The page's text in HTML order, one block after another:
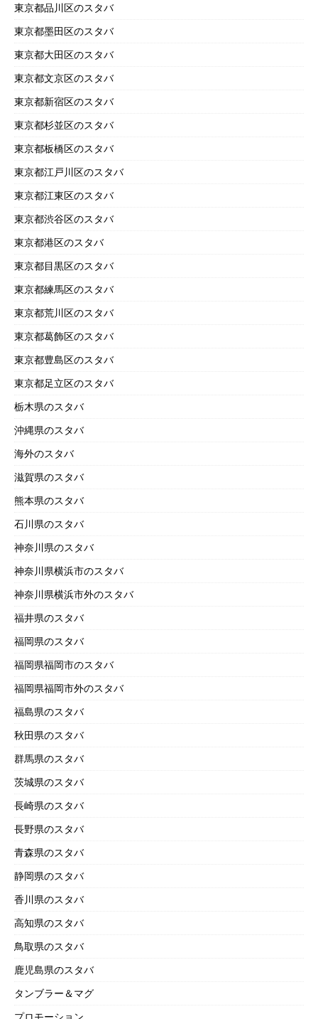
東京都品川区のスタバ
東京都墨田区のスタバ
東京都大田区のスタバ
東京都文京区のスタバ
東京都新宿区のスタバ
東京都杉並区のスタバ
東京都板橋区のスタバ
東京都江戸川区のスタバ
東京都江東区のスタバ
東京都渋谷区のスタバ
東京都港区のスタバ
東京都目黒区のスタバ
東京都練馬区のスタバ
東京都荒川区のスタバ
東京都葛飾区のスタバ
東京都豊島区のスタバ
東京都足立区のスタバ
栃木県のスタバ
沖縄県のスタバ
海外のスタバ
滋賀県のスタバ
熊本県のスタバ
石川県のスタバ
神奈川県のスタバ
神奈川県横浜市のスタバ
神奈川県横浜市外のスタバ
福井県のスタバ
福岡県のスタバ
福岡県福岡市のスタバ
福岡県福岡市外のスタバ
福島県のスタバ
秋田県のスタバ
群馬県のスタバ
茨城県のスタバ
長崎県のスタバ
長野県のスタバ
青森県のスタバ
静岡県のスタバ
香川県のスタバ
高知県のスタバ
鳥取県のスタバ
鹿児島県のスタバ
タンブラー＆マグ